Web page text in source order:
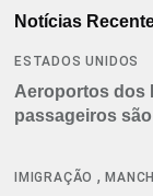
Notícias
ESTADOS UNIDOS
Aeroportos dos
passageiros
IMIGRAÇÃO ,